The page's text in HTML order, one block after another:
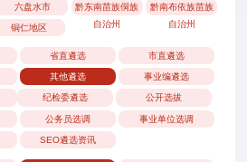
六盘水市
黔东南苗族侗族
自治州
黔南布依族苗族
自治州
铜仁地区
省直遴选 市直遴选
其他遴选 事业编遴选
纪检委遴选 公开选拔
公务员选调 事业单位选调
SEO遴选资讯